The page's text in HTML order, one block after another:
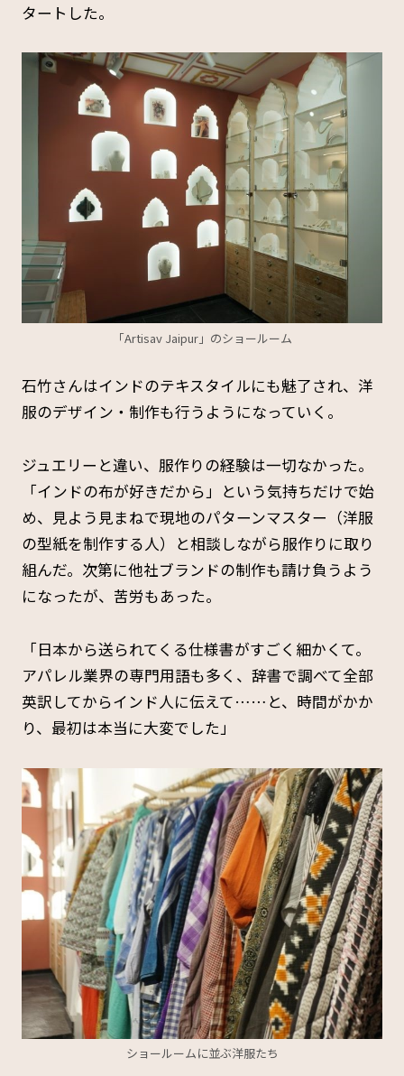
タートした。
「Artisav Jaipur」のショールーム
石竹さんはインドのテキスタイルにも魅了され、洋
服のデザイン・制作も行うようになっていく。
ジュエリーと違い、服作りの経験は一切なかった。
「インドの布が好きだから」という気持ちだけで始
め、見よう見まねで現地のパターンマスター（洋服
の型紙を制作する人）と相談しながら服作りに取り
組んだ。次第に他社ブランドの制作も請け負うよう
になったが、苦労もあった。
「日本から送られてくる仕様書がすごく細かくて。
アパレル業界の専門用語も多く、辞書で調べて全部
英訳してからインド人に伝えて……と、時間がかか
り、最初は本当に大変でした」
ショールームに並ぶ洋服たち